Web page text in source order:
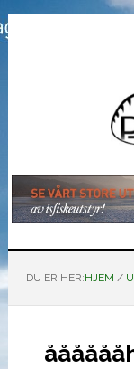
Hopp
til
Hopp
til
Hopp
til
DU ER HER:HJEM /